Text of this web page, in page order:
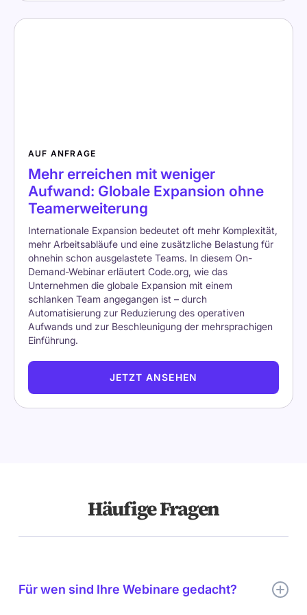
AUF ANFRAGE
Mehr erreichen mit weniger
Aufwand: Globale Expansion ohne
Teamerweiterung
Internationale Expansion bedeutet oft mehr Komplexität,
mehr Arbeitsabläufe und eine zusätzliche Belastung für
ohnehin schon ausgelastete Teams. In diesem On-
Demand-Webinar erläutert Code.org, wie das
Unternehmen die globale Expansion mit einem
schlanken Team angegangen ist – durch
Automatisierung zur Reduzierung des operativen
Aufwands und zur Beschleunigung der mehrsprachigen
Einführung.
JETZT ANSEHEN
Häufige Fragen
Für wen sind Ihre Webinare gedacht?